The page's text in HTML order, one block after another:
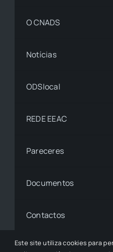
O CNADS
Notícias
ODSlocal
REDE EEAC
Pareceres
Documentos
Contactos
Este site utiliza cookies para